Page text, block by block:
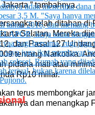
tambahnya.
telah ditahan di
Selatan. Mereka
dan Pasal 127
tentang Narkotika.
pidana mati atau
Rp10 miliar.
terus membongkar
dan menangkap